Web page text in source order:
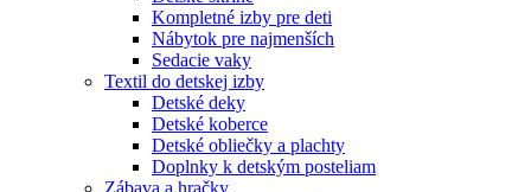
Kompletné izby pre deti
Nábytok pre najmenších
Sedacie vaky
Textil do detskej izby
Detské deky
Detské koberce
Detské obliečky a plachty
Doplnky k detským posteliam
Zábava a hračky